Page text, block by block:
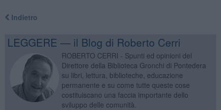
Indietro
LEGGERE — il Blog di Roberto Cerri
ROBERTO CERRI - Spunti ed opinioni del
Direttore della Biblioteca Gronchi di Pontedera
su libri, lettura, biblioteche, educazione
permanente e su come tutte queste cose
costituiscano una faccia importante dello
sviluppo delle comunità.